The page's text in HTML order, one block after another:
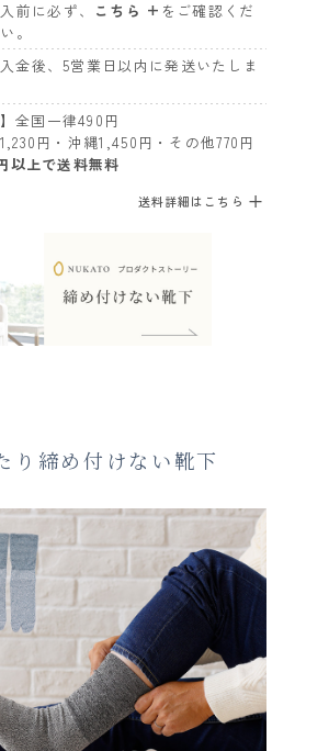
前に必ず、 こちら + をご確認くだ
。
金後、5営業日以内に発送いたしま
全国一律490円
円・沖縄1,450円・その他770円
上で送料無料
送料詳細はこちら
り締め付けない靴下